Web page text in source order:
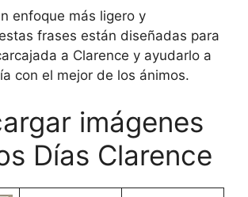
enfoque más ligero y
frases están diseñadas para
a Clarence y ayudarlo a
con el mejor de los ánimos.
imágenes
Días Clarence